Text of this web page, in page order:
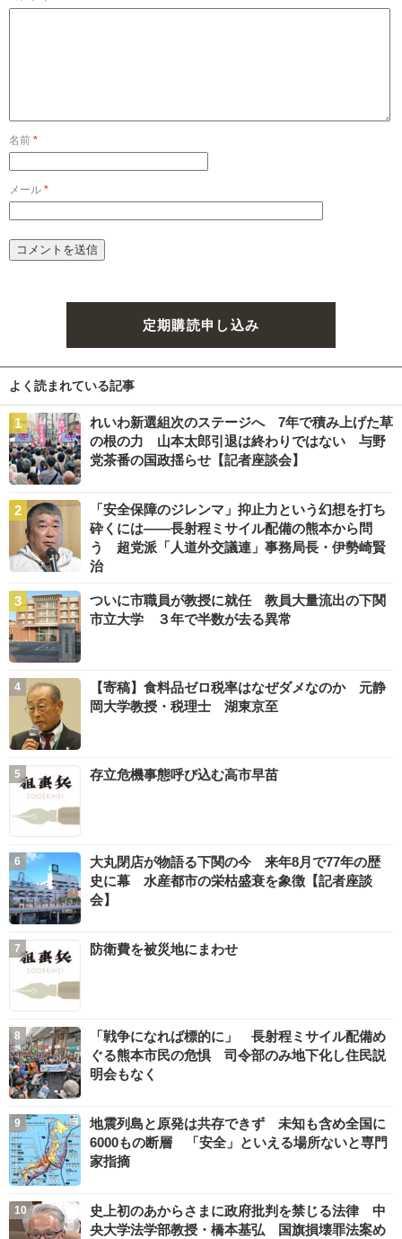
名前 *
メール *
定期購読申し込み
よく読まれている記事
れいわ新選組次のステージへ 7年で積み上げた草
の根の力 山本太郎引退は終わりではない 与野
党茶番の国政揺らせ【記者座談会】
「安全保障のジレンマ」抑止力という幻想を打ち
砕くには――長射程ミサイル配備の熊本から問
う 超党派「人道外交議連」事務局長・伊勢崎賢
治
ついに市職員が教授に就任 教員大量流出の下関
市立大学 ３年で半数が去る異常
【寄稿】食料品ゼロ税率はなぜダメなのか 元静
岡大学教授・税理士 湖東京至
存立危機事態呼び込む高市早苗
大丸閉店が物語る下関の今 来年8月で77年の歴
史に幕 水産都市の栄枯盛衰を象徴【記者座談
会】
防衛費を被災地にまわせ
「戦争になれば標的に」 長射程ミサイル配備め
ぐる熊本市民の危惧 司令部のみ地下化し住民説
明会もなく
地震列島と原発は共存できず 未知も含め全国に
6000もの断層 「安全」といえる場所ないと専門
家指摘
史上初のあからさまに政府批判を禁じる法律 中
央大学法学部教授・橋本基弘 国旗損壊罪法案め